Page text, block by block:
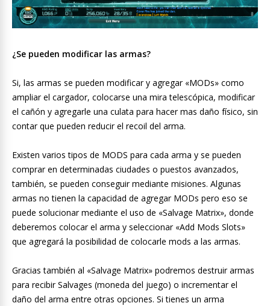
¿Se pueden modificar las armas?
Si, las armas se pueden modificar y agregar «MODs» como
ampliar el cargador, colocarse una mira telescópica, modificar
el cañón y agregarle una culata para hacer mas daño físico, sin
contar que pueden reducir el recoil del arma.
Existen varios tipos de MODS para cada arma y se pueden
comprar en determinadas ciudades o puestos avanzados,
también, se pueden conseguir mediante misiones. Algunas
armas no tienen la capacidad de agregar MODs pero eso se
puede solucionar mediante el uso de «Salvage Matrix», donde
deberemos colocar el arma y seleccionar «Add Mods Slots»
que agregará la posibilidad de colocarle mods a las armas.
Gracias también al «Salvage Matrix» podremos destruir armas
para recibir Salvages (moneda del juego) o incrementar el
daño del arma entre otras opciones. Si tienes un arma